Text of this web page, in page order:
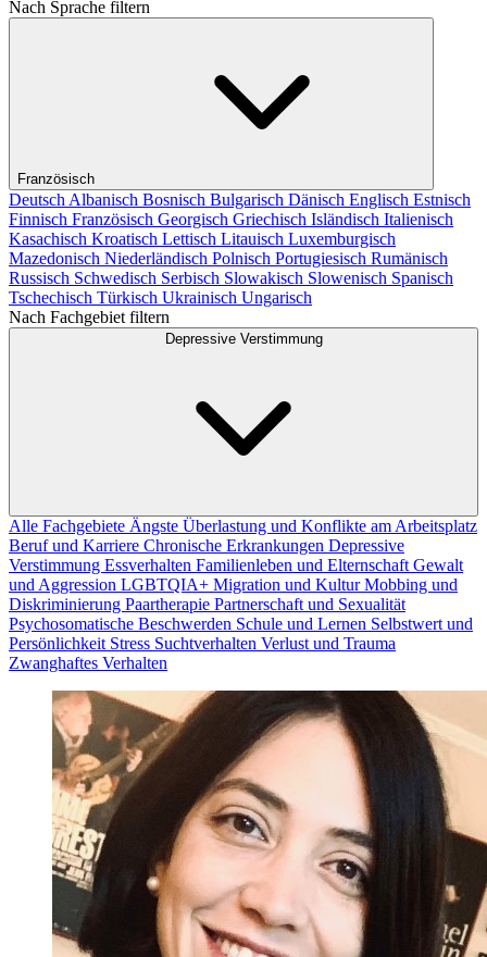
Nach Sprache filtern
Französisch
Deutsch Albanisch Bosnisch Bulgarisch Dänisch Englisch Estnisch
Finnisch Französisch Georgisch Griechisch Isländisch Italienisch
Kasachisch Kroatisch Lettisch Litauisch Luxemburgisch
Mazedonisch Niederländisch Polnisch Portugiesisch Rumänisch
Russisch Schwedisch Serbisch Slowakisch Slowenisch Spanisch
Tschechisch Türkisch Ukrainisch Ungarisch
Nach Fachgebiet filtern
Depressive Verstimmung
Alle Fachgebiete Ängste Überlastung und Konflikte am Arbeitsplatz
Beruf und Karriere Chronische Erkrankungen Depressive
Verstimmung Essverhalten Familienleben und Elternschaft Gewalt
und Aggression LGBTQIA+ Migration und KulturMobbing und
Diskriminierung Paartherapie Partnerschaft und Sexualität
Psychosomatische Beschwerden Schule und Lernen Selbstwert und
Persönlichkeit Stress Suchtverhalten Verlust und Trauma
Zwanghaftes Verhalten